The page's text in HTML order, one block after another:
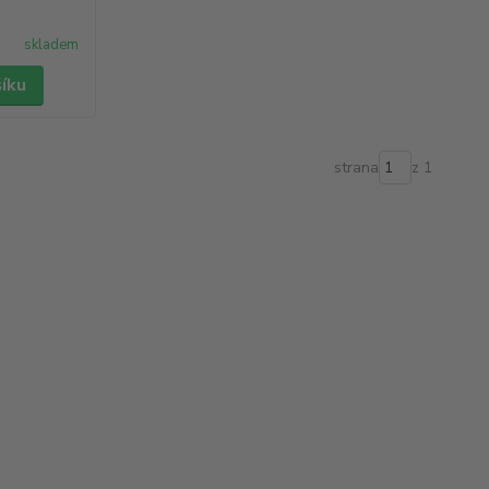
skladem
strana z 1